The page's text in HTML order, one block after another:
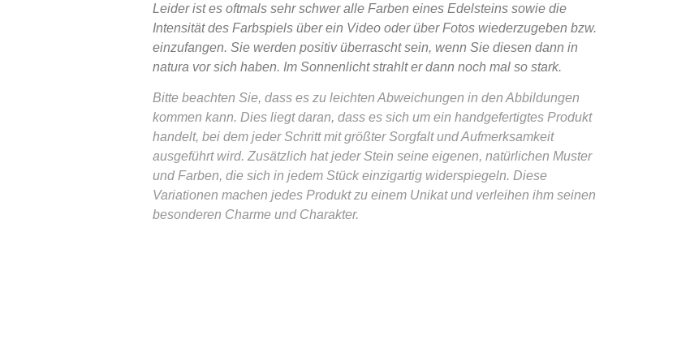
Leider ist es oftmals sehr schwer alle Farben eines Edelsteins sowie die
Intensität des Farbspiels über ein Video oder über Fotos wiederzugeben bzw.
einzufangen. Sie werden positiv überrascht sein, wenn Sie diesen dann in
natura vor sich haben. Im Sonnenlicht strahlt er dann noch mal so stark.
Bitte beachten Sie, dass es zu leichten Abweichungen in den Abbildungen
kommen kann. Dies liegt daran, dass es sich um ein handgefertigtes Produkt
handelt, bei dem jeder Schritt mit größter Sorgfalt und Aufmerksamkeit
ausgeführt wird. Zusätzlich hat jeder Stein seine eigenen, natürlichen Muster
und Farben, die sich in jedem Stück einzigartig widerspiegeln. Diese
Variationen machen jedes Produkt zu einem Unikat und verleihen ihm seinen
besonderen Charme und Charakter.